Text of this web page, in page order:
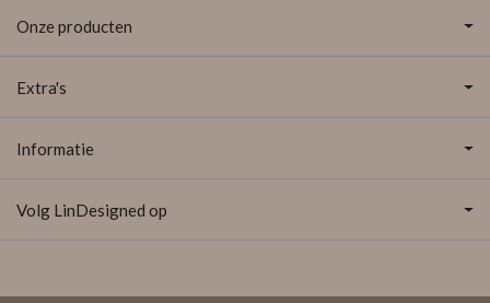
Onze producten
Extra's
Informatie
Volg LinDesigned op